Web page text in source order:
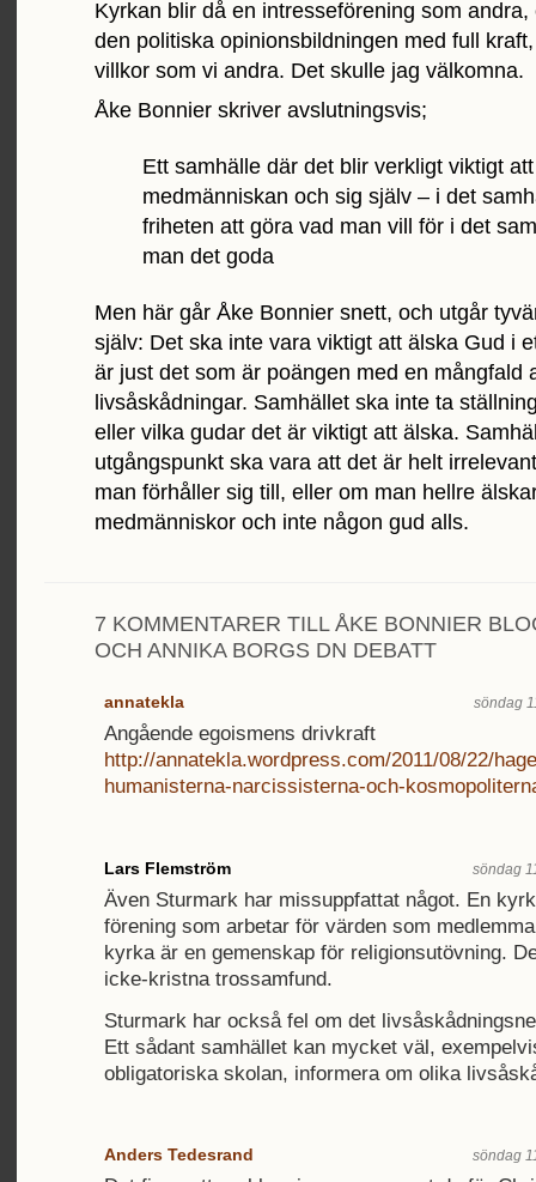
Kyrkan blir då en intresseförening som
den politiska opinionsbildningen med full
villkor som vi andra. Det skulle jag välkomna.
Åke Bonnier skriver avslutningsvis;
Ett samhälle där det blir verkligt viktigt
medmänniskan och sig själv – i det
friheten att göra vad man vill för i det
man det goda
Men här går Åke Bonnier snett, och utgår
själv: Det ska inte vara viktigt att älska Gud i
är just det som är poängen med en mångfald
livsåskådningar. Samhället ska inte ta
eller vilka gudar det är viktigt att älska.
utgångspunkt ska vara att det är helt
man förhåller sig till, eller om man hellre
medmänniskor och inte någon gud alls.
7 KOMMENTARER TILL ÅKE BONNIER
OCH ANNIKA BORGS DN DEBATT
annatekla söndag
Angående egoismens drivkraft
http://annatekla.wordpress.com/2011/08/22/
humanisterna-narcissisterna-och-
Lars Flemström söndag
Även Sturmark har missuppfattat något. En
förening som arbetar för värden som
kyrka är en gemenskap för religionsutövning.
icke-kristna trossamfund.
Sturmark har också fel om det
Ett sådant samhället kan mycket väl,
obligatoriska skolan, informera om olika
Anders Tedesrand söndag